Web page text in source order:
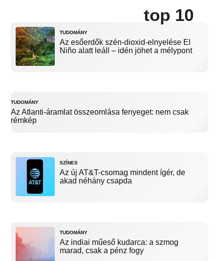
top 10
TUDOMÁNY
Az esőerdők szén-dioxid-elnyelése El
Niño alatt leáll – idén jöhet a mélypont
TUDOMÁNY
Az Atlanti-áramlat összeomlása fenyeget: nem csak
rémkép
SZÍNES
Az új AT&T-csomag mindent ígér, de
akad néhány csapda
TUDOMÁNY
Az indiai műeső kudarca: a szmog
marad, csak a pénz fogy